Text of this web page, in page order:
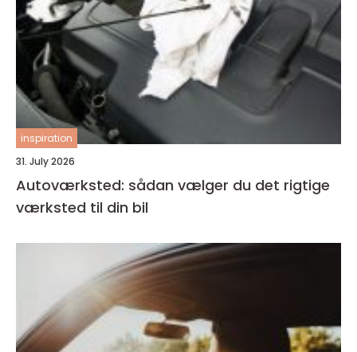
inspiration
31. July 2026
Autoværksted: sådan vælger du det rigtige
værksted til din bil